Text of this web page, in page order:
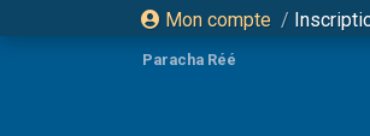
Mon compte /
Paracha Réé